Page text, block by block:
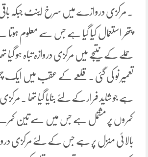
۔ مرکزی دروازے میں سرخ اینٹ جبکہ باقی
پتھر استعمال کیا گیا ہے جس سے معلوم ہوتا
حملے کے نتیجے میں مرکزی دروازہ تباہ ہو گیا
تعمیر نو کی گئی ۔ قلعے کے عقب میں ایک
ہے جو شاید فرار کے لئے بنایا گیا تھا ۔ مرکزی
کمروں پر مشتمل ہے جس میں سے تین
بالائی منزل پر ہے جس کے لئے مرکزی